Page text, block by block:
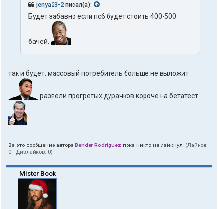
jenya23-2писал(а):
Будет забавно если пс6 будет стоить 400-500
бачей.
так и будет. массовый потребитель больше не выложит
развели прогретых дурачков короче на бетатест
За это сообщение автора Bender Rodriguez пока никто не лайкнул. (Лайков:
0 · Дизлайков: 0)
Mister Book